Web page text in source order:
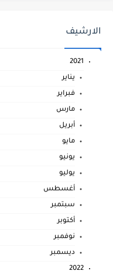
الارشيف
2021
يناير
فبراير
مارس
أبريل
مايو
يونيو
يوليو
أغسطس
سبتمبر
أكتوبر
نوفمبر
ديسمبر
2022